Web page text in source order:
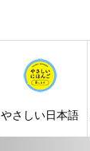
やさしい日本語